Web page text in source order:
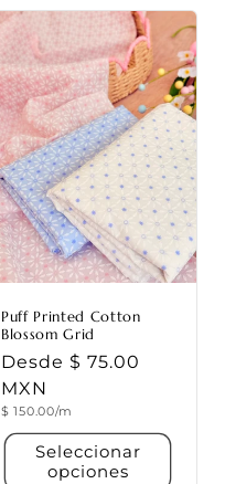
Puff Printed Cotton
Blossom Grid
Precio
habitual
Desde $ 75.00
MXN
Precio
$ 150.00/m
Seleccionar
opciones